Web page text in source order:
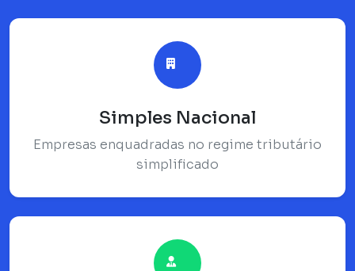
Simples Nacional
Empresas enquadradas no regime tributário
simplificado